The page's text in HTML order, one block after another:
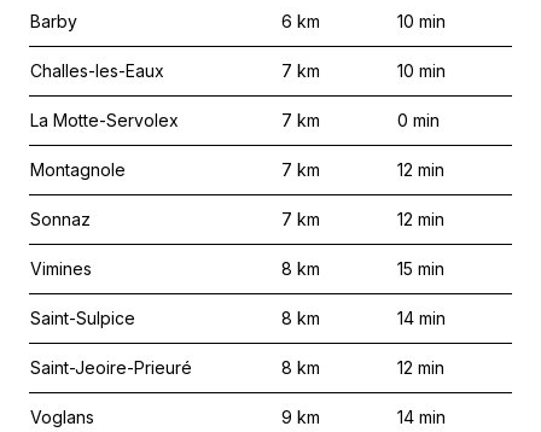
Barby 6 km 10 min
Challes-les-Eaux 7 km 10 min
La Motte-Servolex 7 km 0 min
Montagnole 7 km 12 min
Sonnaz 7 km 12 min
Vimines 8 km 15 min
Saint-Sulpice 8 km 14 min
Saint-Jeoire-Prieuré 8 km 12 min
Voglans 9 km 14 min